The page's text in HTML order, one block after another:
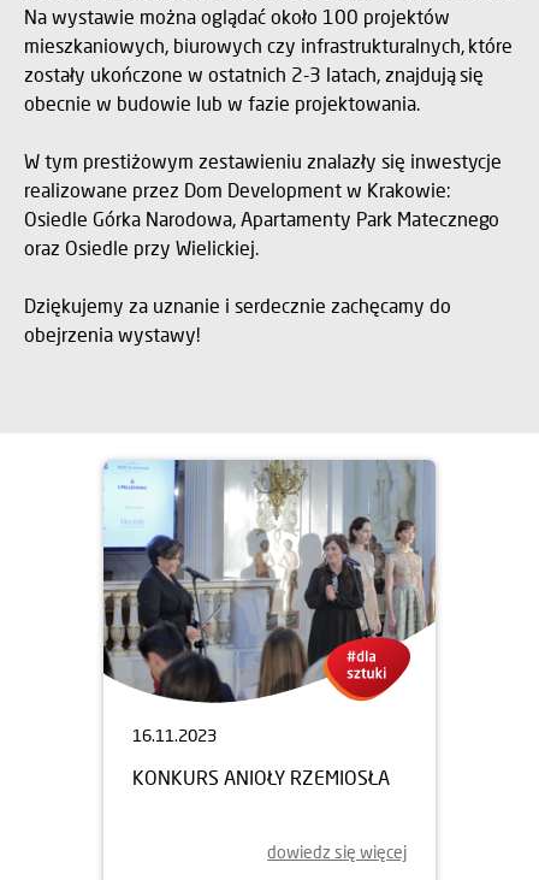
Na wystawie można oglądać około 100 projektów
mieszkaniowych, biurowych czy infrastrukturalnych, które
zostały ukończone w ostatnich 2-3 latach, znajdują się
obecnie w budowie lub w fazie projektowania.
W tym prestiżowym zestawieniu znalazły się inwestycje
realizowane przez Dom Development w Krakowie:
Osiedle Górka Narodowa, Apartamenty Park Matecznego
oraz Osiedle przy Wielickiej.
Dziękujemy za uznanie i serdecznie zachęcamy do
obejrzenia wystawy!
16.11.2023
KONKURS ANIOŁY RZEMIOSŁA
dowiedz się więcej